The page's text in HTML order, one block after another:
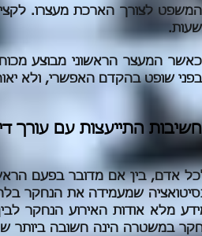
שעות.
כאשר המעצר הראשוני מבוצע מכוח
בפני שופט בהקדם האפשרי, ולא יאוחר מחלוף 24
חשיבות התייעצות עם עורך
אדם, בין אם מדובר בפעם
שמעמידה את הנחקר
מלא אודות האירוע הנחקר
במשטרה הינה חשובה ביותר